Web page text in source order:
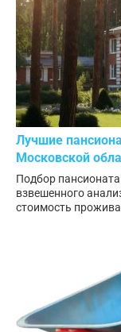
Лучшие
Московской
Подбор
взвешенного
стоимость